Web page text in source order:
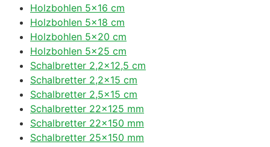
Holzbohlen 5×16 cm
Holzbohlen 5×18 cm
Holzbohlen 5×20 cm
Holzbohlen 5×25 cm
Schalbretter 2,2×12,5 cm
Schalbretter 2,2×15 cm
Schalbretter 2,5×15 cm
Schalbretter 22×125 mm
Schalbretter 22×150 mm
Schalbretter 25×150 mm